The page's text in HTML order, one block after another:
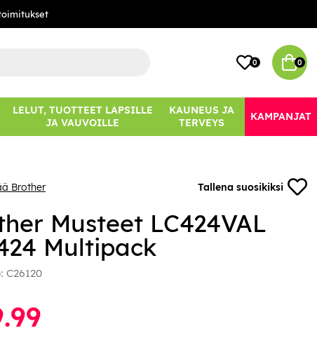
0 0
LELUT, TUOTTEET LAPSILLE
JA VAUVOILLE
KAUNEUS JA
TERVEYS
KAMPANJAT
Brother Tallena suosikiksi
Musteet LC424VAL
Multipack
C26120